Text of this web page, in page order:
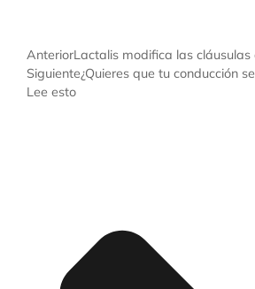
AnteriorLactalis modifica las cláusulas
Siguiente¿Quieres que tu conducción
Lee esto